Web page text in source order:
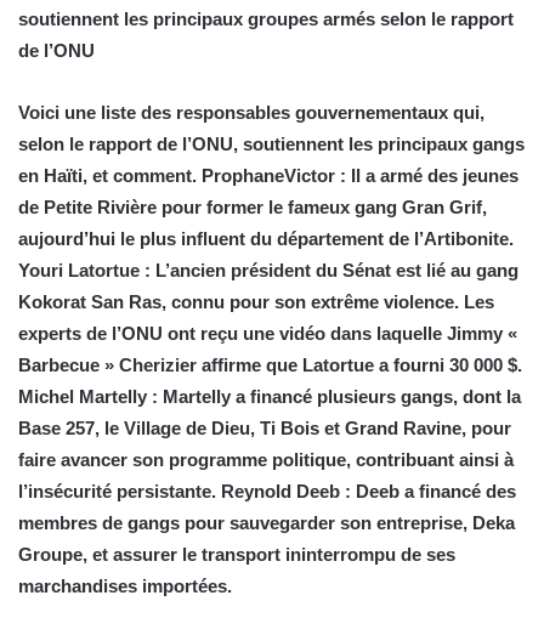
soutiennent les principaux groupes armés selon le rapport
de l’ONU
Voici une liste des responsables gouvernementaux qui,
selon le rapport de l’ONU, soutiennent les principaux gangs
en Haïti, et comment. ProphaneVictor : Il a armé des jeunes
de Petite Rivière pour former le fameux gang Gran Grif,
aujourd’hui le plus influent du département de l’Artibonite.
Youri Latortue : L’ancien président du Sénat est lié au gang
Kokorat San Ras, connu pour son extrême violence. Les
experts de l’ONU ont reçu une vidéo dans laquelle Jimmy «
Barbecue » Cherizier affirme que Latortue a fourni 30 000 $.
Michel Martelly : Martelly a financé plusieurs gangs, dont la
Base 257, le Village de Dieu, Ti Bois et Grand Ravine, pour
faire avancer son programme politique, contribuant ainsi à
l’insécurité persistante. Reynold Deeb : Deeb a financé des
membres de gangs pour sauvegarder son entreprise, Deka
Groupe, et assurer le transport ininterrompu de ses
marchandises importées.